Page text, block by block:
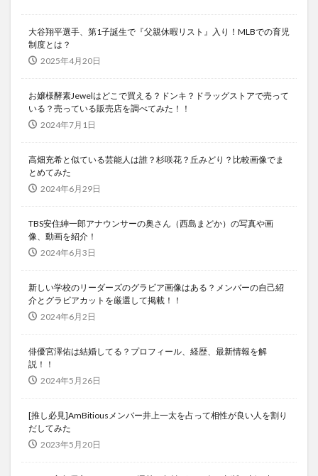
大谷翔平選手、第1子誕生で『父親休暇リスト』入り！MLBでの育児
制度とは？
2025年4月20日
お嬢様酵素Jewelはどこで買える？ドンキ？ドラッグストアで売って
いる？売っている販売店を調べてみた！！
2024年7月1日
高畑充希と似ている芸能人は誰？杉咲花？丘みどり？比較画像でま
とめてみた
2024年6月29日
TBS安住紳一郎アナウンサーの奥さん（西島まどか）の写真や画
像、動画を紹介！
2024年6月3日
新しい学校のリーダーズのグラビア画像はある？メンバーの自己紹
介とグラビアカットを厳選して掲載！！
2024年6月2日
俳優宮澤佑は結婚してる？プロフィール、経歴、最新情報を解
説！！
2024年5月26日
[推し必見]AmBitiousメンバー井上一太を占って相性が良い人を割り
だしてみた
2023年5月20日